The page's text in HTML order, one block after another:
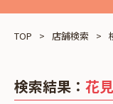
TOP 店舗検索
検索結果： 花